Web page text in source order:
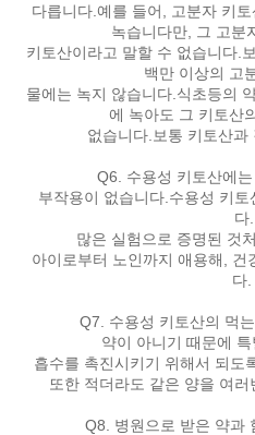
다릅니다.예를 들어, 고분자 키토
녹습니다만, 그 고분
키토산이라고 말할 수 없습니다.
백만 이상의 고
물에는 녹지 않습니다.식초등의
에 녹아도 그 키토산
없습니다.보통 키토산과
Q6. 수용성 키토산에
부작용이 없습니다.수용성 키토
다.
많은 실험으로 증명된 것처
아이로부터 노인까지 애용해, 건
다.
Q7. 수용성 키토산의 먹
약이 아니기 때문에 특
흡수를 촉진시키기 위해서 되도
또한 적더라도 같은 양을 여러
Q8. 병원으로 받은 약과